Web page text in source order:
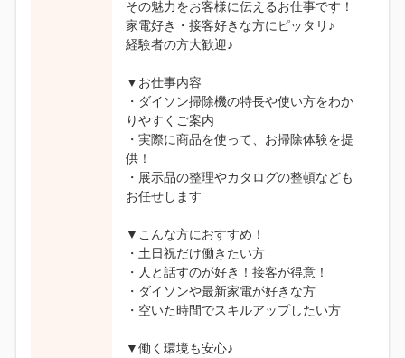
その魅力をお客様に伝えるお仕事です！
家電好き・接客好きな方にピッタリ♪
経験者の方大歓迎♪
▼お仕事内容
・ダイソン掃除機の特長や使い方をわか
りやすくご案内
・実際に商品を使って、お掃除体験を提
供！
・展示品の整理やカタログの整頓なども
お任せします
▼こんな方におすすめ！
・土日祝だけ働きたい方
・人と話すのが好き！接客が得意！
・ダイソンや最新家電が好きな方
・空いた時間でスキルアップしたい方
▼働く環境も安心♪